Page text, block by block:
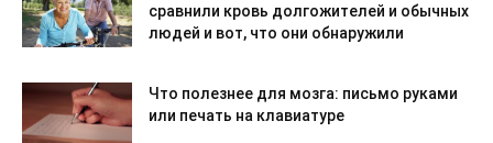
сравнили кровь долгожителей и обычных
людей и вот, что они обнаружили
Что полезнее для мозга: письмо руками
или печать на клавиатуре